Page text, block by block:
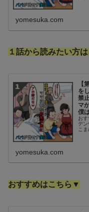
yomesuka.com
１話から読みたい方
【
を
禁
マ
僕
お
デ
こ
yomesuka.com
おすすめはこちら▼